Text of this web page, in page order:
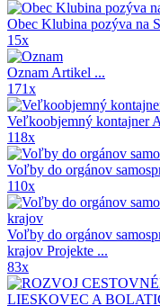
Obec Klubina pozýva na
15x
Oznam Artikel ...
171x
Veľkoobjemný kontajner
118x
Voľby do orgánov
110x
Voľby do orgánov
krajov Projekte ...
83x